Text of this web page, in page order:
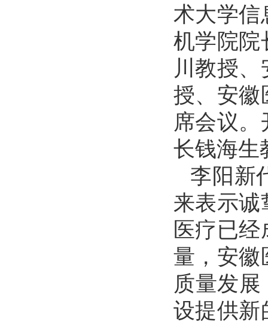
术大学信
机学院院
川教授
授、安徽
席会议
长钱海生
李阳新
来表示诚
医疗已
量，安徽
质量发
设提供新